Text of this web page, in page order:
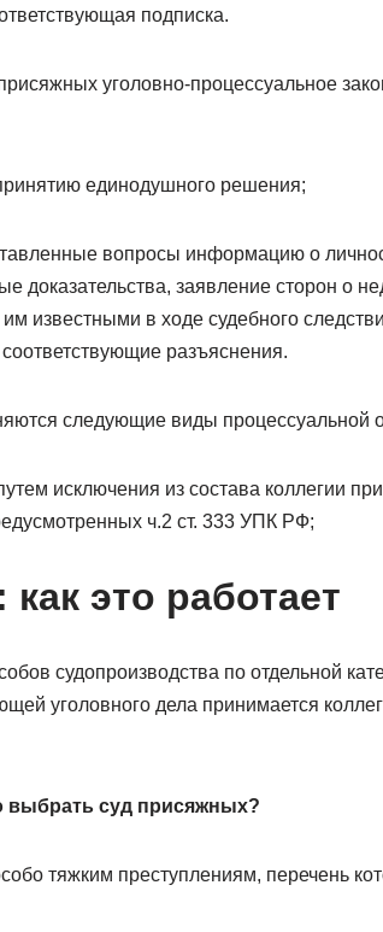
подписка.
уголовно-процессуальное
единодушного решения;
вопросы информацию о
доказательства, заявление сторон о
известными в ходе судебного
разъяснения.
следующие виды процессуальной
исключения из состава коллегии
ч.2 ст. 333 УПК РФ;
это работает
судопроизводства по отдельной
уголовного дела принимается
выбрать суд присяжных?
тяжким преступлениям, перечень